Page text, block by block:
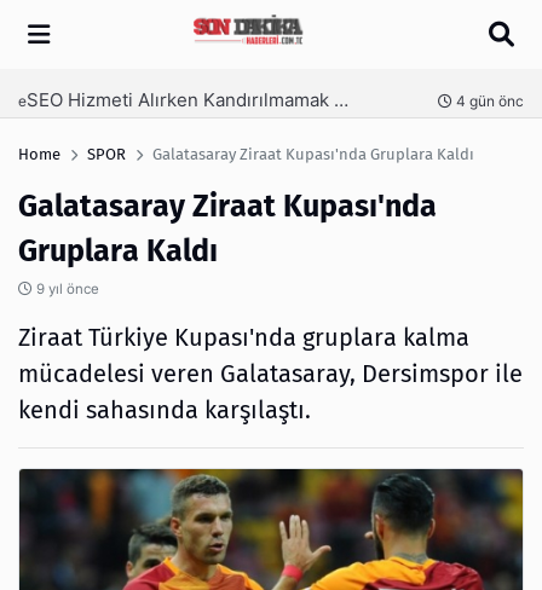
Arama
SEO Hizmeti Alırken Kandırılmamak İçin Bilinmesi Gerekenler 4 gün önce
Home SPOR Galatasaray Ziraat Kupası'nda Gruplara Kaldı
Galatasaray Ziraat Kupası'nda
Gruplara Kaldı
9 yıl önce
Ziraat Türkiye Kupası'nda gruplara kalma
mücadelesi veren Galatasaray, Dersimspor ile
kendi sahasında karşılaştı.